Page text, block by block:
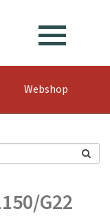
Webshop
G22